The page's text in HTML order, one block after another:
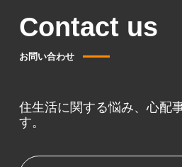
Contact us
お問い合わせ
住生活に関する悩み、心配
す。